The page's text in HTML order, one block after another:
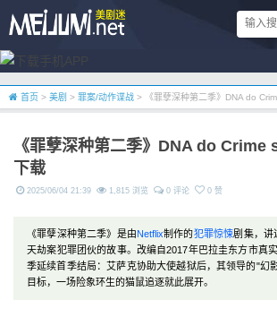
首页 > 美剧 > 罪案/动作谍战 > 《罪孽深种第二季》DNA do
《罪孽深种第二季》DNA do Crime
下载
2025/06/04 21:39 1,815 浏览 0 评论 0 赞
《罪孽深种第二季》是由Netflix制作的犯罪惊悚剧集，讲
天劫案犯罪团伙的故事。改编自2017年巴拉圭东方市真
季延续首季结局：艾萨克协助大使越狱后，其领导的"幻
目标，一场险象环生的猫鼠追逐就此展开。